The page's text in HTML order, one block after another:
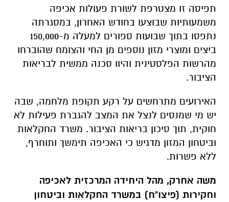
תפיסה זו מצטרפת לשורת פעולות אכיפה
משמעותיות שבוצעו בחודש האחרון, במסגרתה
נתפסו בתוך שבועות ספורים למעלה מ-150,000
ביצים ומוצרי מזון נוספים מן החי והצומח שהוברחו
מהרשות הפלסטינית והיוו סכנה ממשית לבריאות
הציבור.
האירועים מתרחשים על רקע תקופת מלחמה, שבה
יש מי שמנסים לנצל את המצב להגברת פעילות לא
חוקית, תוך סיכון בריאות הציבור. משרד החקלאות
וביטחון המזון מדגיש כי האכיפה תימשך ותוחרף,
ללא פשרות.
משה אחרק, מהל היחידה המרכזית לאכיפה
וחקירות (פיצו"ח) במשרד החקלאות וביטחון